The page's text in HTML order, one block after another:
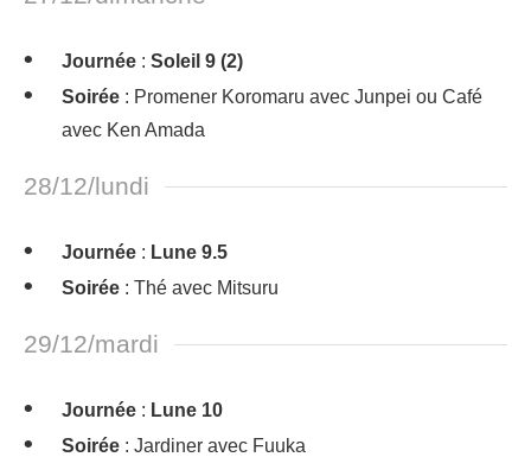
Journée : Soleil 9 (2)
Soirée : Promener Koromaru avec Junpei ou Café
avec Ken Amada
28/12/lundi
Journée : Lune 9.5
Soirée : Thé avec Mitsuru
29/12/mardi
Journée : Lune 10
Soirée : Jardiner avec Fuuka